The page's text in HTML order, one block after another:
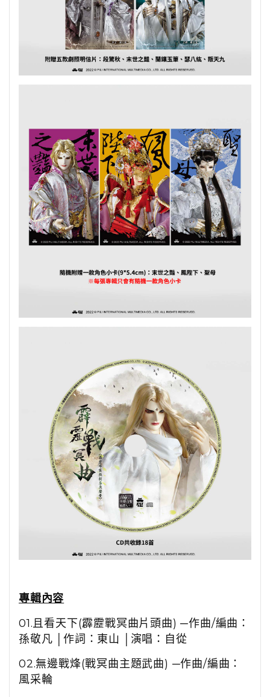
專輯內容
01.且看天下(霹靂戰冥曲片頭曲)─作曲/編曲：
孫敬凡 │作詞：東山 │演唱：自從
02.無邊戰烽(戰冥曲主題武曲) ─作曲/編曲：
風采輪